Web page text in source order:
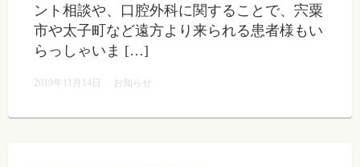
ント相談や、口腔外科に関することで、宍粟
市や太子町など遠方より来られる患者様もい
らっしゃいま […]
2019年11月14日 お知らせ